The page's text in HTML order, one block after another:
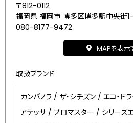
〒812-0112
福岡県 福岡市 博多区博多駅中央街1-
080-8177-9472
MAPを表示
取扱ブランド
カンパノラ / ザ・シチズン / エコ・ド
アテッサ / プロマスター / シリーズ